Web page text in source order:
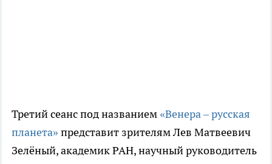
Третий сеанс под названием «Венера – русская
планета» представит зрителям Лев Матвеевич
Зелёный, академик РАН, научный руководитель